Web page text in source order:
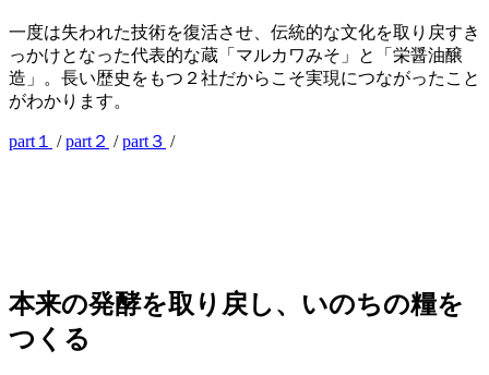
一度は失われた技術を復活させ、伝統的な文化を取り戻すき
っかけとなった代表的な蔵「マルカワみそ」と「栄醤油醸
造」。長い歴史をもつ２社だからこそ実現につながったこと
がわかります。
part１ /part２ /part３ /
本来の発酵を取り戻し、いのちの糧を
つくる